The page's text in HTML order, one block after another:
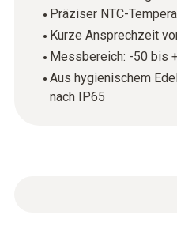
Präziser NTC-
Kurze Ansprechzeit
Messbereich: -50 bis
Aus hygienischem
nach IP65